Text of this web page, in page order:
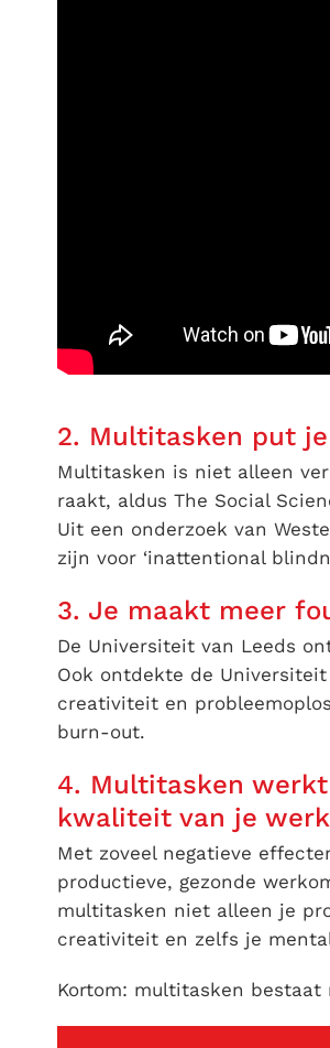
2. Multitasken put
Multitasken is niet alleen
raakt, aldus The Social
Uit een onderzoek van
zijn voor ‘inattentional
3. Je maakt meer
De Universiteit van Leeds
Ook ontdekte de
creativiteit en
burn-out.
4. Multitasken
kwaliteit van je werk
Met zoveel negatieve
productieve, gezonde
multitasken niet alleen je
creativiteit en zelfs je
Kortom: multitasken